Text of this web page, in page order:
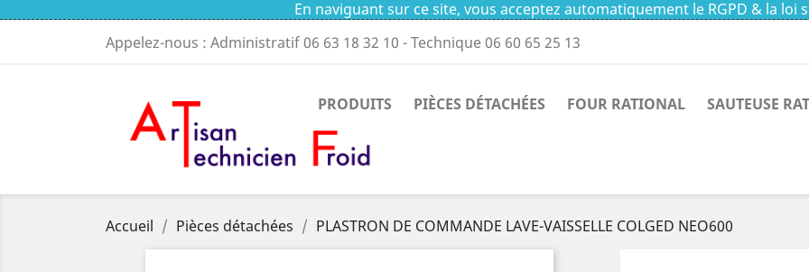
En naviguant sur ce site, vous acceptez automatiquement le RGPD & la loi
Appelez-nous : Administratif06 63 18 32 10 - Technique 06 60 65 25 13
PRODUITS PIÈCES DÉTACHÉES FOUR RATIONAL SAUTEUSE
Accueil Pièces détachées PLASTRON DE COMMANDE LAVE-VAISSELLE COLGED NEO600